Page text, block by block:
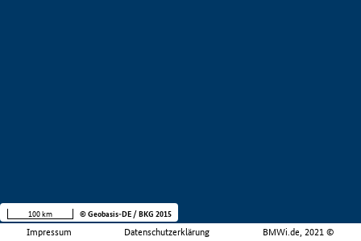
Impressum Datenschutzerklärung BMWi.de, 2021 ©
100 km © Geobasis-DE / BKG 2015